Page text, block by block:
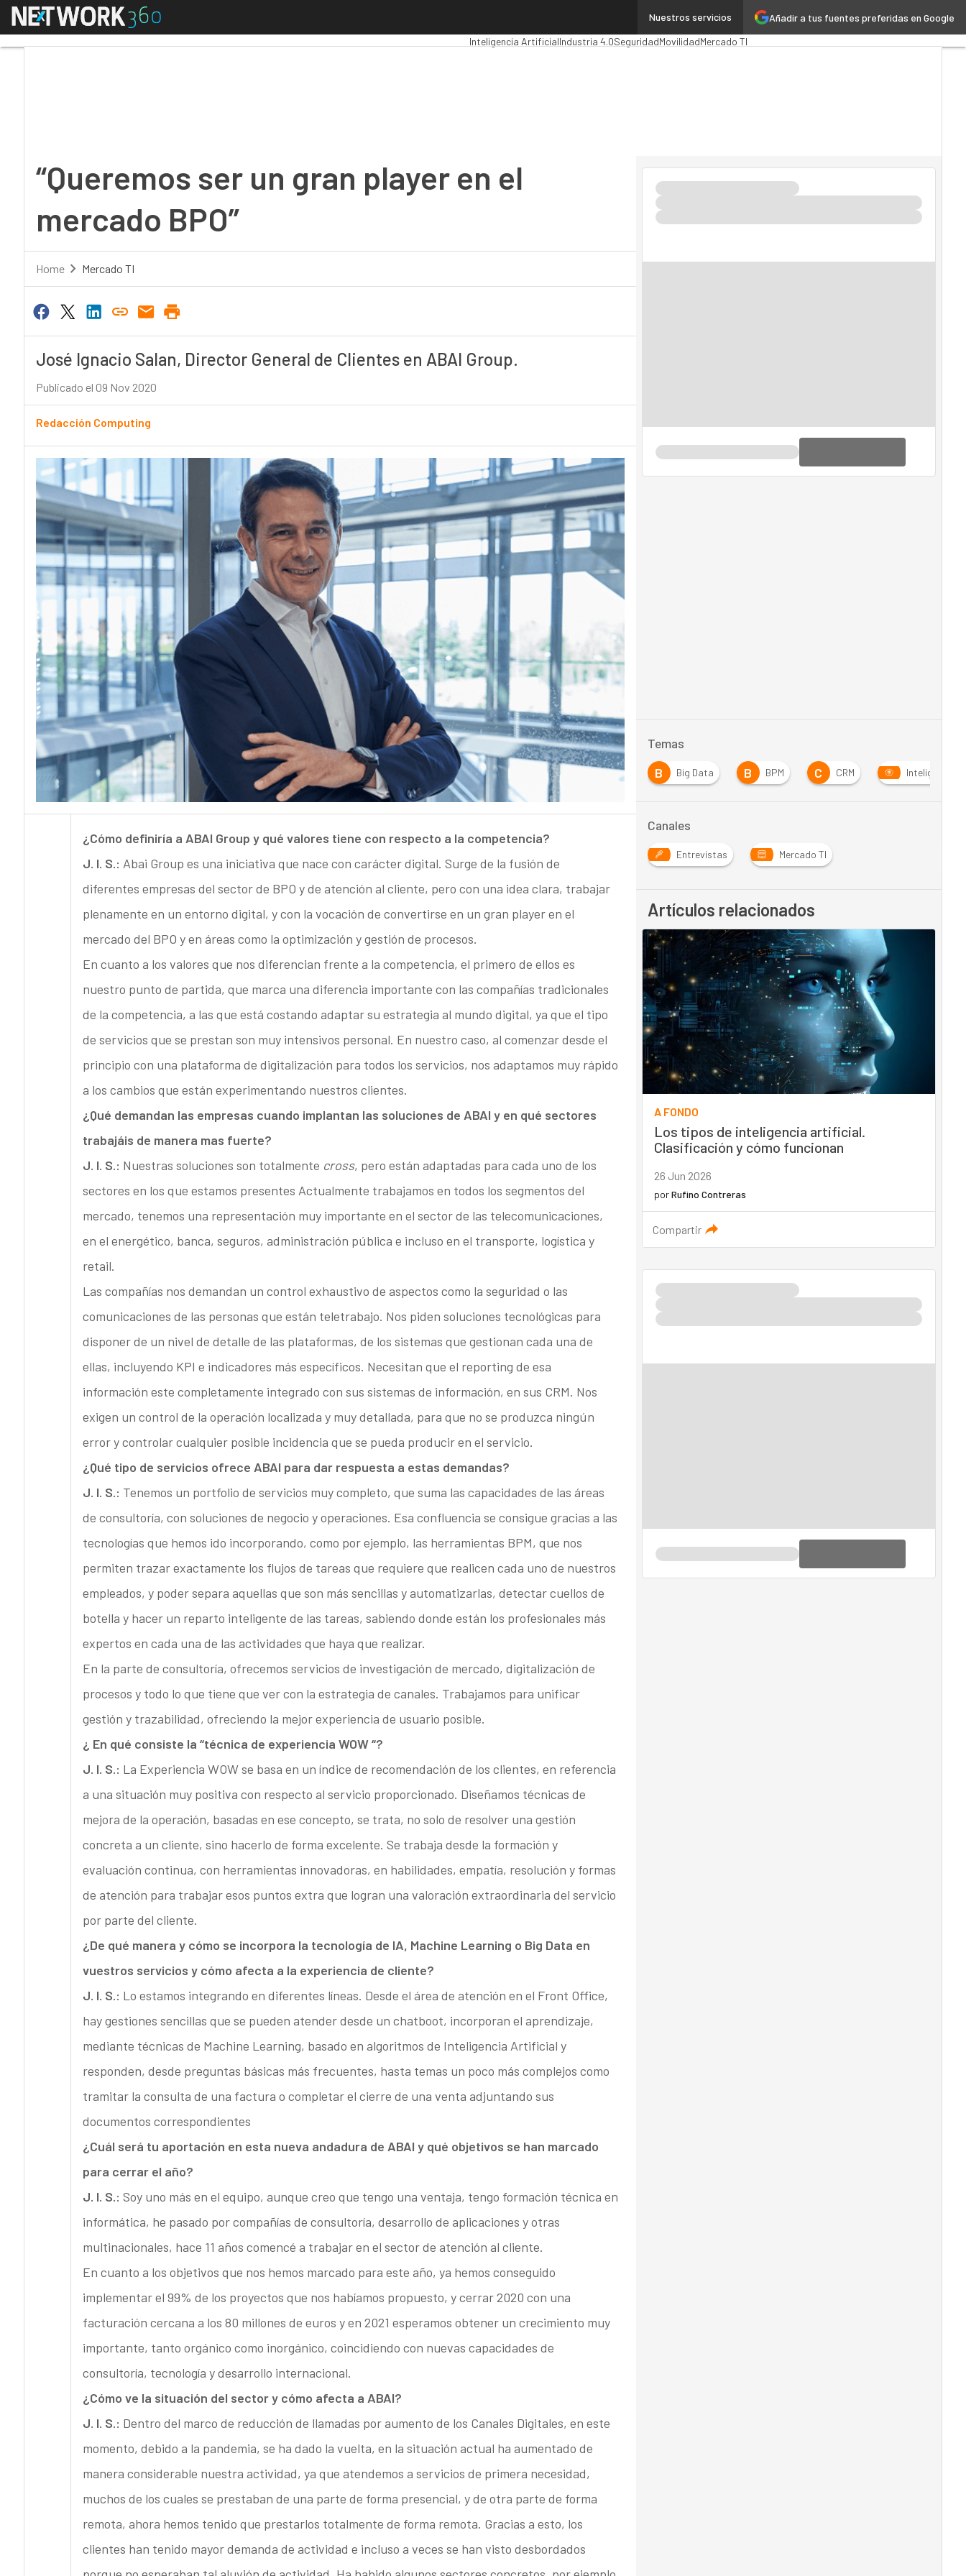
Añadir a tus fuentes preferidas en Google
Nuestros servicios
Menú Administración PúblicaMarTech
Cloud
Inteligencia ArtificialIndustria 4.0SeguridadMovilidadMercado TI
“Queremos ser un gran player en el
mercado BPO”
Home Mercado TI
José Ignacio Salan, Director General de Clientes en ABAI Group.
Publicado el 09 Nov 2020
Redacción Computing
¿Cómo definiría a ABAI Group y qué valores tiene con respecto a la competencia?
J. I. S.: Abai Group es una iniciativa que nace con carácter digital. Surge de la fusión de
diferentes empresas del sector de BPO y de atención al cliente, pero con una idea clara, trabajar
plenamente en un entorno digital, y con la vocación de convertirse en un gran player en el
mercado del BPO y en áreas como la optimización y gestión de procesos.
En cuanto a los valores que nos diferencian frente a la competencia, el primero de ellos es
nuestro punto de partida, que marca una diferencia importante con las compañías tradicionales
de la competencia, a las que está costando adaptar su estrategia al mundo digital, ya que el tipo
de servicios que se prestan son muy intensivos personal. En nuestro caso, al comenzar desde el
principio con una plataforma de digitalización para todos los servicios, nos adaptamos muy rápido
a los cambios que están experimentando nuestros clientes.
¿Qué demandan las empresas cuando implantan las soluciones de ABAI y en qué sectores
trabajáis de manera mas fuerte?
J. I. S.: Nuestras soluciones son totalmente cross, pero están adaptadas para cada uno de los
sectores en los que estamos presentes Actualmente trabajamos en todos los segmentos del
mercado, tenemos una representación muy importante en el sector de las telecomunicaciones,
en el energético, banca, seguros, administración pública e incluso en el transporte, logística y
retail.
Las compañías nos demandan un control exhaustivo de aspectos como la seguridad o las
comunicaciones de las personas que están teletrabajo. Nos piden soluciones tecnológicas para
disponer de un nivel de detalle de las plataformas, de los sistemas que gestionan cada una de
ellas, incluyendo KPI e indicadores más específicos. Necesitan que el reporting de esa
información este completamente integrado con sus sistemas de información, en sus CRM. Nos
exigen un control de la operación localizada y muy detallada, para que no se produzca ningún
error y controlar cualquier posible incidencia que se pueda producir en el servicio.
¿Qué tipo de servicios ofrece ABAI para dar respuesta a estas demandas?
J. I. S.: Tenemos un portfolio de servicios muy completo, que suma las capacidades de las áreas
de consultoría, con soluciones de negocio y operaciones. Esa confluencia se consigue gracias a las
tecnologías que hemos ido incorporando, como por ejemplo, las herramientas BPM, que nos
permiten trazar exactamente los flujos de tareas que requiere que realicen cada uno de nuestros
empleados, y poder separa aquellas que son más sencillas y automatizarlas, detectar cuellos de
botella y hacer un reparto inteligente de las tareas, sabiendo donde están los profesionales más
expertos en cada una de las actividades que haya que realizar.
En la parte de consultoría, ofrecemos servicios de investigación de mercado, digitalización de
procesos y todo lo que tiene que ver con la estrategia de canales. Trabajamos para unificar
gestión y trazabilidad, ofreciendo la mejor experiencia de usuario posible.
¿ En qué consiste la “técnica de experiencia WOW “?
J. I. S.: La Experiencia WOW se basa en un índice de recomendación de los clientes, en referencia
a una situación muy positiva con respecto al servicio proporcionado. Diseñamos técnicas de
mejora de la operación, basadas en ese concepto, se trata, no solo de resolver una gestión
concreta a un cliente, sino hacerlo de forma excelente. Se trabaja desde la formación y
evaluación continua, con herramientas innovadoras, en habilidades, empatía, resolución y formas
de atención para trabajar esos puntos extra que logran una valoración extraordinaria del servicio
por parte del cliente.
¿ De qué manera y cómo se incorpora la tecnología de IA, Machine Learning o Big Data en
vuestros servicios y cómo afecta a la experiencia de cliente?
J. I. S.: Lo estamos integrando en diferentes líneas. Desde el área de atención en el Front Office,
hay gestiones sencillas que se pueden atender desde un chatboot, incorporan el aprendizaje,
mediante técnicas de Machine Learning, basado en algoritmos de Inteligencia Artificial y
responden, desde preguntas básicas más frecuentes, hasta temas un poco más complejos como
tramitar la consulta de una factura o completar el cierre de una venta adjuntando sus
documentos correspondientes
¿Cuál será tu aportación en esta nueva andadura de ABAI y qué objetivos se han marcado
para cerrar el año?
J. I. S.: Soy uno más en el equipo, aunque creo que tengo una ventaja, tengo formación técnica en
informática, he pasado por compañías de consultoría, desarrollo de aplicaciones y otras
multinacionales, hace 11 años comencé a trabajar en el sector de atención al cliente.
En cuanto a los objetivos que nos hemos marcado para este año, ya hemos conseguido
implementar el 99% de los proyectos que nos habíamos propuesto, y cerrar 2020 con una
facturación cercana a los 80 millones de euros y en 2021 esperamos obtener un crecimiento muy
importante, tanto orgánico como inorgánico, coincidiendo con nuevas capacidades de
consultoría, tecnología y desarrollo internacional.
¿Cómo ve la situación del sector y cómo afecta a ABAI?
J. I. S.: Dentro del marco de reducción de llamadas por aumento de los Canales Digitales, en este
momento, debido a la pandemia, se ha dado la vuelta, en la situación actual ha aumentado de
manera considerable nuestra actividad, ya que atendemos a servicios de primera necesidad,
muchos de los cuales se prestaban de una parte de forma presencial, y de otra parte de forma
remota, ahora hemos tenido que prestarlos totalmente de forma remota. Gracias a esto, los
clientes han tenido mayor demanda de actividad e incluso a veces se han visto desbordados
Temas
Banca B Big Data B BPM C CRM Inteligencia
Canales
Entrevistas Mercado TI
Artículos relacionados
A FONDO
Los tipos de inteligencia artificial.
Clasificación y cómo funcionan
26 Jun 2026
porRufino Contreras
Compartir